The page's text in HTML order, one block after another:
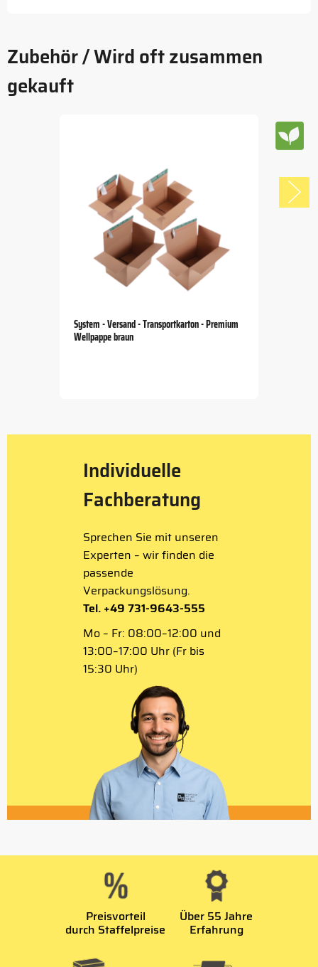
Zubehör / Wird oft zusammen
gekauft
System - Versand - Transportkarton - Premium
Wellpappe braun
Individuelle
Fachberatung
Sprechen Sie mit unseren
Experten – wir finden die
passende
Verpackungslösung.
Tel. +49 731-9643-555
Mo – Fr: 08:00–12:00 und
13:00–17:00 Uhr (Fr bis
15:30 Uhr)
Preisvorteil
durch Staffelpreise
Über 55 Jahre
Erfahrung